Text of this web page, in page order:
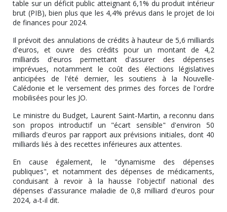
table sur un déficit public atteignant 6,1% du produit intérieur
brut (PIB), bien plus que les 4,4% prévus dans le projet de loi
de finances pour 2024.
Il prévoit des annulations de crédits à hauteur de 5,6 milliards
d'euros, et ouvre des crédits pour un montant de 4,2
milliards d'euros permettant d'assurer des dépenses
imprévues, notamment le coût des élections législatives
anticipées de l'été dernier, les soutiens à la Nouvelle-
Calédonie et le versement des primes des forces de l'ordre
mobilisées pour les JO.
Le ministre du Budget, Laurent Saint-Martin, a reconnu dans
son propos introductif un "écart sensible" d'environ 50
milliards d'euros par rapport aux prévisions initiales, dont 40
milliards liés à des recettes inférieures aux attentes.
En cause également, le "dynamisme des dépenses
publiques", et notamment des dépenses de médicaments,
conduisant à revoir à la hausse l'objectif national des
dépenses d'assurance maladie de 0,8 milliard d'euros pour
2024, a-t-il dit.